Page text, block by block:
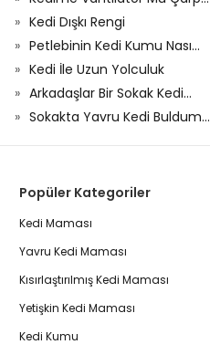
Kedi Dışkı Rengi
Petlebinin Kedi Kumu Nası...
Kedi İle Uzun Yolculuk
Arkadaşlar Bir Sokak Kedi...
Sokakta Yavru Kedi Buldum...
Popüler Kategoriler
Kedi Maması
Yavru Kedi Maması
Kısırlaştırılmış Kedi Maması
Yetişkin Kedi Maması
Kedi Kumu